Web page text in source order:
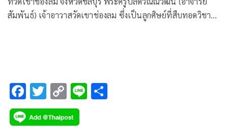
สัมพันธ์) เจ้าอาวาสวัดเขาช่องลม ซึ่งเป็นลูกศิษย์ที่สืบทอดวิชา
F
ac
e
T
wi
tt
C
o
p
Li